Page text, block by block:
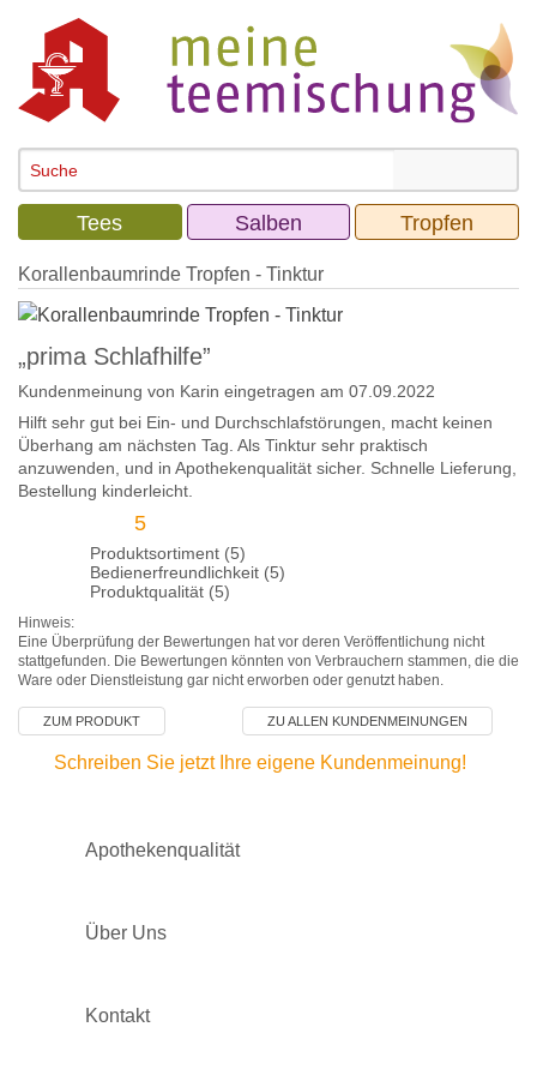
Tees Salben Tropfen
Korallenbaumrinde Tropfen - Tinktur
„prima Schlafhilfe”
Kundenmeinung von Karin eingetragen am 07.09.2022
Hilft sehr gut bei Ein- und Durchschlafstörungen, macht keinen
Überhang am nächsten Tag. Als Tinktur sehr praktisch
anzuwenden, und in Apothekenqualität sicher. Schnelle Lieferung,
Bestellung kinderleicht.
5
Produktsortiment (5)
Bedienerfreundlichkeit (5)
Produktqualität (5)
Hinweis:
Eine Überprüfung der Bewertungen hat vor deren Veröffentlichung nicht
stattgefunden. Die Bewertungen könnten von Verbrauchern stammen, die die
Ware oder Dienstleistung gar nicht erworben oder genutzt haben.
ZUM PRODUKT ZU ALLEN KUNDENMEINUNGEN
Schreiben Sie jetzt Ihre eigene Kundenmeinung!
Apothekenqualität
Über Uns
Kontakt